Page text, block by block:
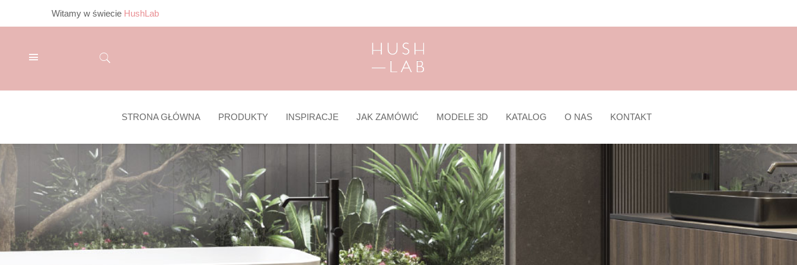
Witamy w świecie HushLab
STRONA GŁÓWNA PRODUKTY INSPIRACJE JAK ZAMÓWIĆ MODELE 3D KATALOG O NAS KONTAKT